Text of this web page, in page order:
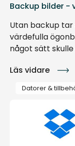
Backup bilder -
Utan backup
värdefulla
något sätt skulle
Läs vidare
Datorer &